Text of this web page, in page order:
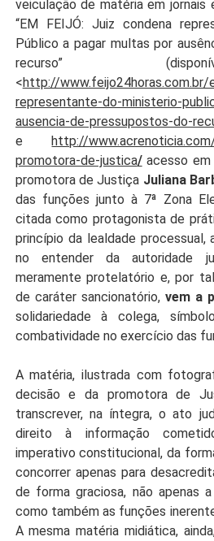
veiculação de matéria em
“EM FEIJÓ: Juiz condena
Público a pagar multas por
recurso”
<http://www.feijo24horas.com.br/
representante-do-ministerio-
ausencia-de-pressupostos-do-
ehttp://
promotora-de-justica/acesso em
promotora de Justiça Juliana
das funções junto à 7ª Zona
citada como protagonista de
princípio da lealdade processual,
no entender da autoridade
meramente protelatório e, por
de caráter sancionatório, vem a
solidariedade à colega,
combatividade no exercício das
A matéria, ilustrada com
decisão e da promotora de
transcrever, na íntegra, o ato
direito à informação
imperativo constitucional, da
concorrer apenas para
de forma graciosa, não apenas
como também as funções
A mesma matéria midiática,